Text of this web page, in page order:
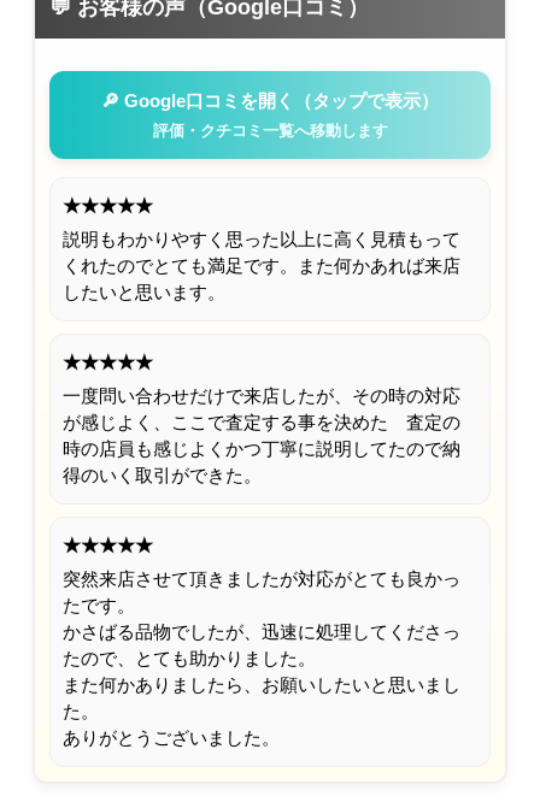
💬 お客様の声（Google口コミ）
🔎 Google口コミを開く（タップで表示）
評価・クチコミ一覧へ移動します
★★★★★
説明もわかりやすく思った以上に高く見積もって
くれたのでとても満足です。また何かあれば来店
したいと思います。
★★★★★
一度問い合わせだけで来店したが、その時の対応
が感じよく、ここで査定する事を決めた 査定の
時の店員も感じよくかつ丁寧に説明してたので納
得のいく取引ができた。
★★★★★
突然来店させて頂きましたが対応がとても良かっ
たです。
かさばる品物でしたが、迅速に処理してくださっ
たので、とても助かりました。
また何かありましたら、お願いしたいと思いまし
た。
ありがとうございました。